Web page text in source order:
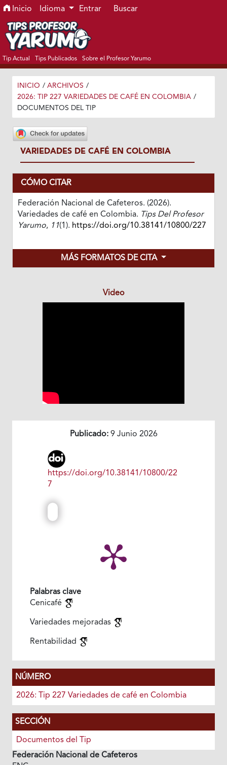
Ir al menú de navegación principal
Ir al contenido principal
Ir al pie de página del sitio
Inicio Idioma Entrar Buscar
Tip Actual Tips Publicados Sobre el Profesor Yarumo
INICIO / ARCHIVOS /
2026: TIP 227 VARIEDADES DE CAFÉ EN COLOMBIA /
DOCUMENTOS DEL TIP
VARIEDADES DE CAFÉ EN COLOMBIA
CÓMO CITAR
Federación Nacional de Cafeteros. (2026).
Variedades de café en Colombia. Tips Del Profesor
Yarumo, 11(1). https://doi.org/10.38141/10800/227
MÁS FORMATOS DE CITA
Video
Publicado:9 Junio 2026
https://doi.org/10.38141/10800/22
7
Palabras clave
Cenicafé
Variedades mejoradas
Rentabilidad
NÚMERO
2026: Tip 227 Variedades de café en Colombia
SECCIÓN
Documentos del Tip
Federación Nacional de Cafeteros